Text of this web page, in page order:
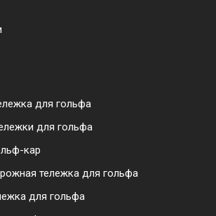
для гольфа
для гольфа
кар
тележка для гольфа
для гольфа